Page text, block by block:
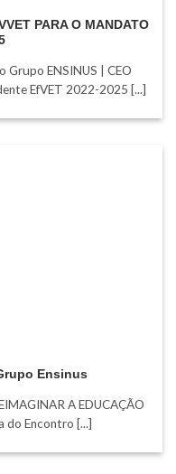
PARA O MANDATO
Grupo ENSINUS | CEO
EfVET 2022-2025 [...]
Ensinus
A EDUCAÇÃO
do Encontro [...]